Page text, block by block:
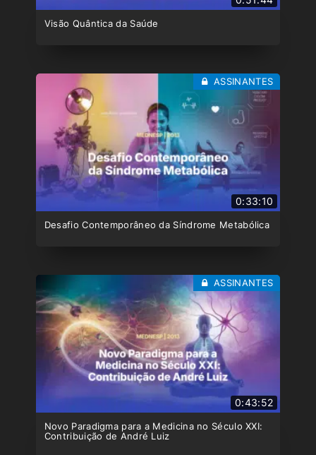
Visão Quântica da Saúde
0:33:10
Desafio Contemporâneo da Síndrome Metabólica
ASSINANTES
0:43:52
Novo Paradigma para a Medicina no Século XXI:
Contribuição de André Luiz
ASSINANTES